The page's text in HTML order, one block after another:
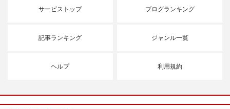
サービストップ ブログランキング
記事ランキング ジャンル一覧
ヘルプ 利用規約